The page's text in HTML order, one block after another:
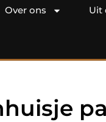
Over ons Uit